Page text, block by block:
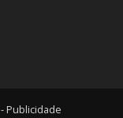
Publicidade